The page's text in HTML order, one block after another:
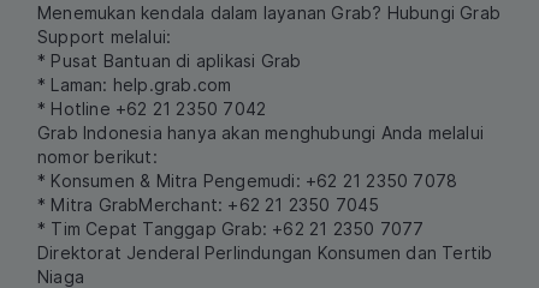
Menemukan kendala dalam layanan Grab? Hubungi Grab
Support melalui:
* Pusat Bantuan di aplikasi Grab
* Laman: help.grab.com
* Hotline +62 21 2350 7042
Grab Indonesia hanya akan menghubungi Anda melalui
nomor berikut:
* Konsumen & Mitra Pengemudi: +62 21 2350 7078
* Mitra GrabMerchant: +62 21 2350 7045
* Tim Cepat Tanggap Grab: +62 21 2350 7077
Direktorat Jenderal Perlindungan Konsumen dan Tertib
Niaga